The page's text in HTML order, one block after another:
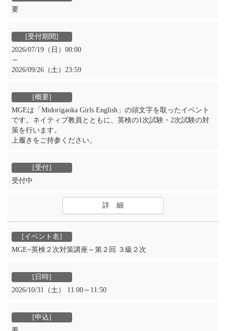
要
2026/07/19（日）00:00
～
2026/09/26（土）23:59
MGEは「Midorigaoka Girls English」の頭文字を取ったイベント
です。ネイティブ教員とともに、英検の1次試験・2次試験の対
策を行います。
上履きをご持参ください。
受付中
詳 細
MGE~英検２次対策講座～第２回 ３級２次
2026/10/31（土） 11:00～11:50